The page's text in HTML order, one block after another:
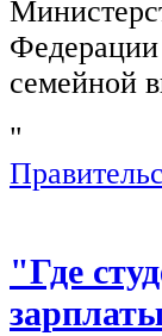
Федерации
семейной
"
"Где